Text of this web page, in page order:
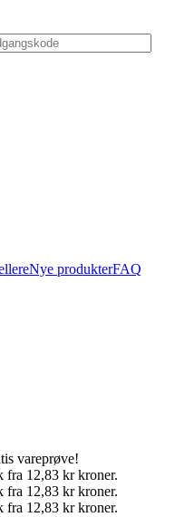
Nye produkterFAQ
vareprøve!